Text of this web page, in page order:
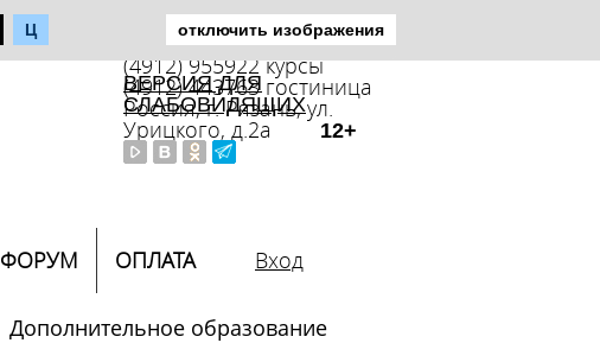
Ц отключить изображения
12+
ВЕРСИЯ ДЛЯ
СЛАБОВИДЯЩИХ
(4912) 446392 приемная
(4912) 955922 курсы
(4912) 443763 гостиница
Россия, г. Рязань, ул.
Урицкого, д.2а
ФОРУМ ОПЛАТА Вход
Дополнительное образование